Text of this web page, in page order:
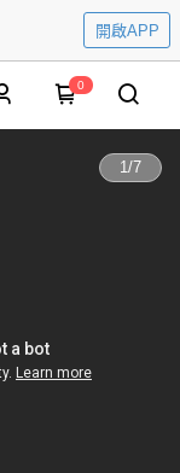
開啟APP
0
1/7